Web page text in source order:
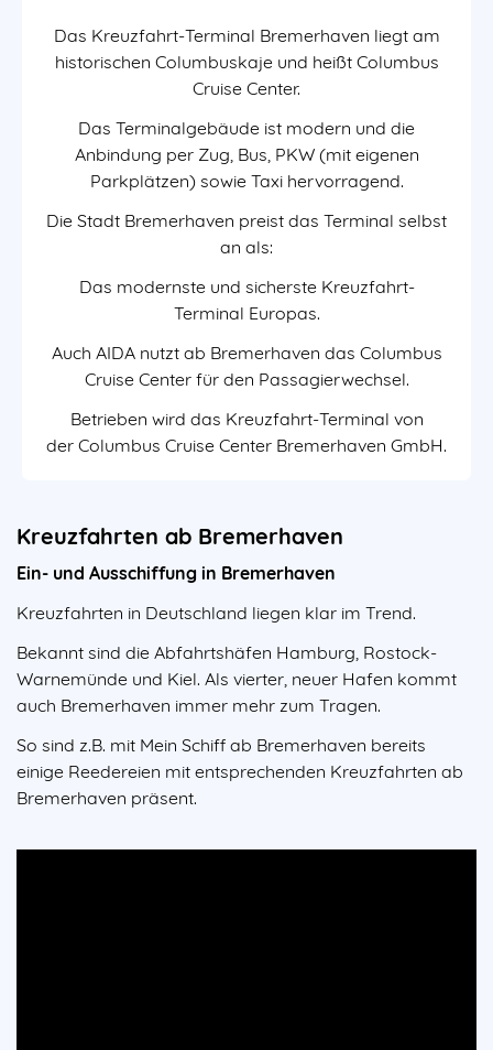
Das Kreuzfahrt-Terminal Bremerhaven liegt am
historischen Columbuskaje und heißt Columbus
Cruise Center.
Das Terminalgebäude ist modern und die
Anbindung per Zug, Bus, PKW (mit eigenen
Parkplätzen) sowie Taxi hervorragend.
Die Stadt Bremerhaven preist das Terminal selbst
an als:
Das modernste und sicherste Kreuzfahrt-
Terminal Europas.
Auch AIDA nutzt ab Bremerhaven das Columbus
Cruise Center für den Passagierwechsel.
Betrieben wird das Kreuzfahrt-Terminal von
der Columbus Cruise Center Bremerhaven GmbH.
Kreuzfahrten ab Bremerhaven
Ein- und Ausschiffung in Bremerhaven
Kreuzfahrten in Deutschland liegen klar im Trend.
Bekannt sind die Abfahrtshäfen Hamburg, Rostock-
Warnemünde und Kiel. Als vierter, neuer Hafen kommt
auch Bremerhaven immer mehr zum Tragen.
So sind z.B. mit Mein Schiff ab Bremerhaven bereits
einige Reedereien mit entsprechenden Kreuzfahrten ab
Bremerhaven präsent.